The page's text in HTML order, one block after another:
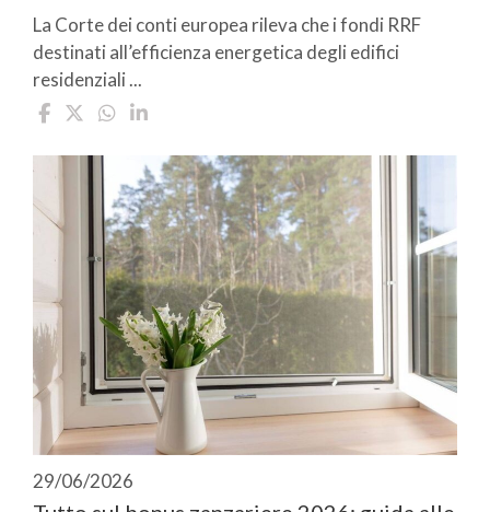
La Corte dei conti europea rileva che i fondi RRF
destinati all’efficienza energetica degli edifici
residenziali ...
29/06/2026